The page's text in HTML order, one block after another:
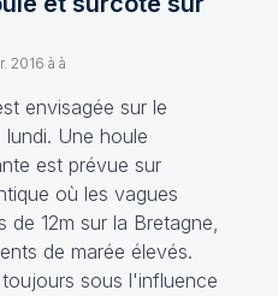
2016 à à
envisagée sur le
Une houle
est prévue sur
où les vagues
de 12m sur la Bretagne,
de marée élevés.
sous l'influence